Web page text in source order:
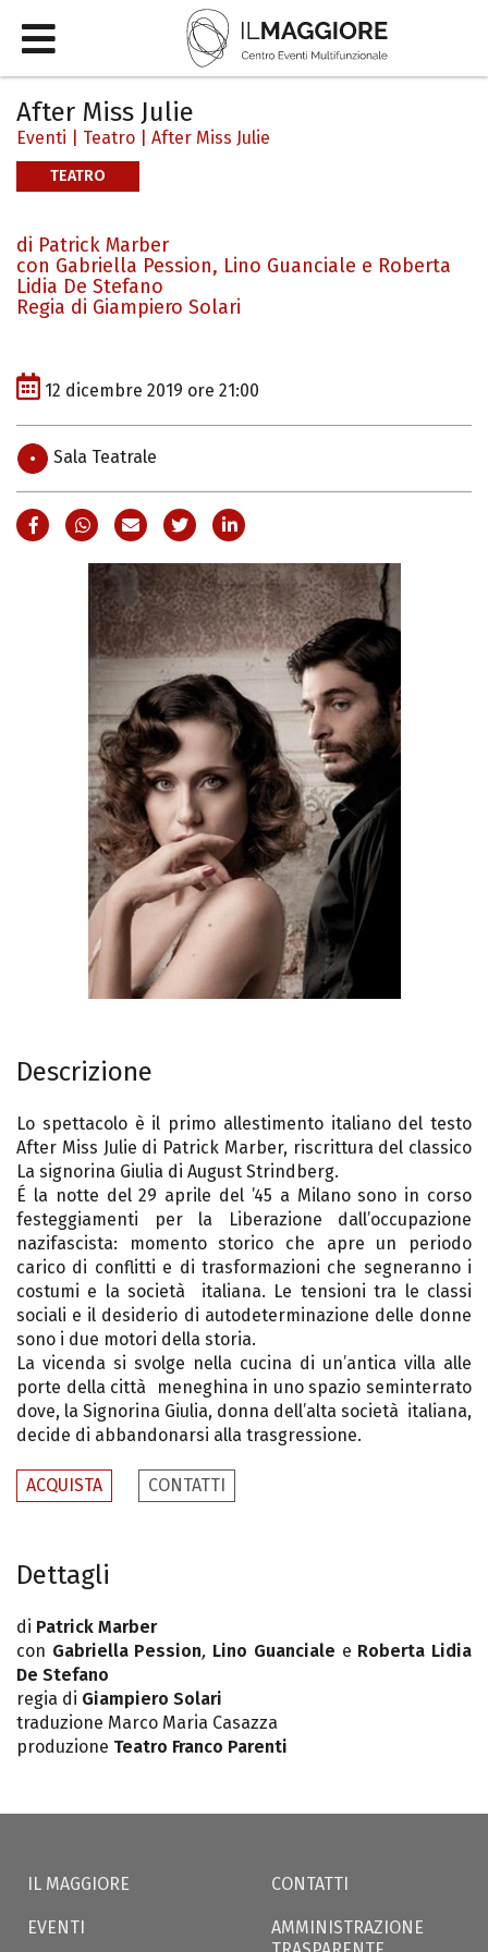
After Miss Julie
Eventi Teatro After Miss Julie
TEATRO
di Patrick Marber
con Gabriella Pession, Lino Guanciale e Roberta
Lidia De Stefano
Regia di Giampiero Solari
12 dicembre 2019 ore 21:00
Sala Teatrale
Descrizione
Lo spettacolo è il primo allestimento italiano del testo
After Miss Julie di Patrick Marber, riscrittura del classico
La signorina Giulia di August Strindberg.
É la notte del 29 aprile del ’45 a Milano sono in corso
festeggiamenti per la Liberazione dall’occupazione
nazifascista: momento storico che apre un periodo
carico di conflitti e di trasformazioni che segneranno i
costumi e la società italiana. Le tensioni tra le classi
sociali e il desiderio di autodeterminazione delle donne
sono i due motori della storia.
La vicenda si svolge nella cucina di un’antica villa alle
porte della città meneghina in uno spazio seminterrato
dove, la Signorina Giulia, donna dell’alta società italiana,
decide di abbandonarsi alla trasgressione.
ACQUISTA CONTATTI
Dettagli
di Patrick Marber
con Gabriella Pession, Lino Guanciale e Roberta Lidia
De Stefano
regia di Giampiero Solari
traduzione Marco Maria Casazza
produzione Teatro Franco Parenti
IL MAGGIORE
EVENTI
CONTATTI
AMMINISTRAZIONE